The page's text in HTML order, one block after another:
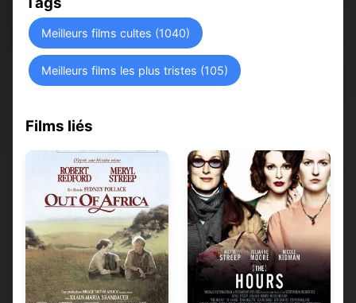
Meilleurs films cultes (1040)
Meilleurs films les plus tristes (105)
Films liés